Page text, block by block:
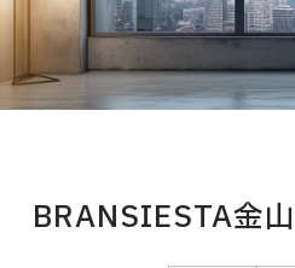
BRANSIESTA金山